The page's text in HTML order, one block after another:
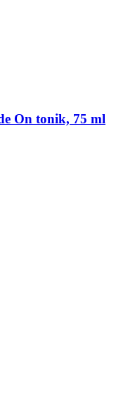
On tonik, 75 ml